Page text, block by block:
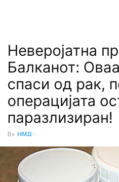
Неверојатна
Балканот:
спаси од рак,
операцијата
паразлизиран!
By НМД -